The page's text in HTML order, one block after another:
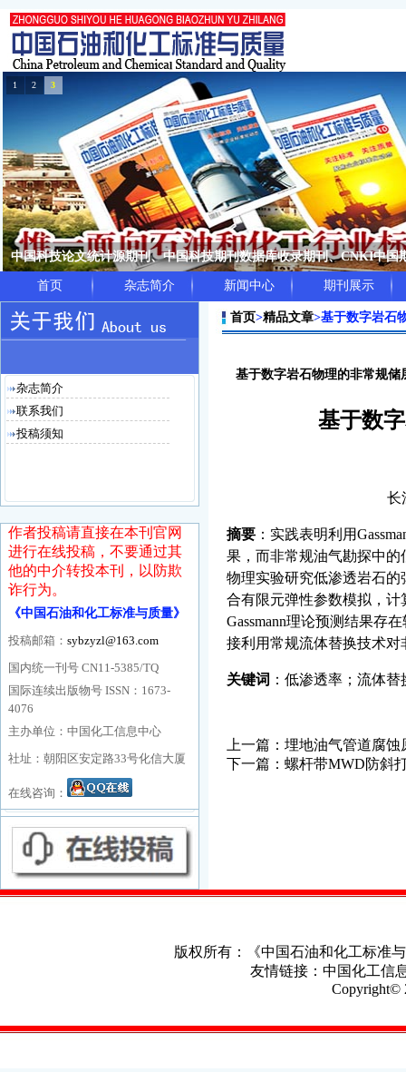
中国科技论文统计源期刊、中国科技期刊数据库收录期刊、CNKI中
1 2 3
首页 杂志简介 新闻中心 期刊展示
杂志简介
联系我们
投稿须知
作者投稿请直接在本刊官网
进行在线投稿，不要通过其
他的中介转投本刊，以防欺
诈行为。
《中国石油和化工标准与质量》
投稿邮箱： sybzyzl@163.com
国内统一刊号 CN11-5385/TQ
国际连续出版物号 ISSN：1673-
4076
主办单位：中国化工信息中心
社址：朝阳区安定路33号化信大厦
在线咨询：
首页>精品文章>基于数字岩石
基于数字岩石物理的非常规储
基于数
长
摘要 ：实践表明利用
果，而非常规油气勘探中的
物理实验研究低渗透岩石
合有限元弹性参数模拟，计
Gassmann理论预测结果存
接利用常规流体替换技术
关键词 ：低渗透率；流体
上一篇： 埋地油气管道腐蚀
下一篇： 螺杆带MWD防斜
版权所有：《中国石油和化工标
友情链接： 中国化工信
Copyright©